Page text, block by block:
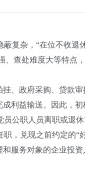
复杂，“在位不收退
、查处难度大等特点
、政府采购、贷款
利益输送。因此，
公职人员离职或退
，兑现之前约定的“
服务对象的企业投